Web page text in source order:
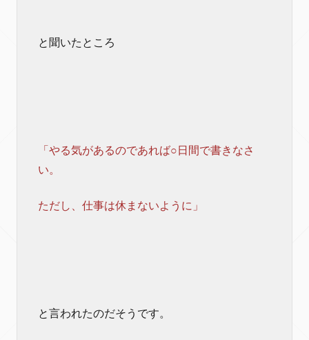
と聞いたところ
「やる気があるのであれば○日間で書きなさ
い。
ただし、仕事は休まないように」
と言われたのだそうです。